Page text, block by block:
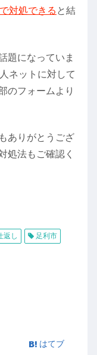
対処できる と結
題になっていま
ネットに対して
のフォームより
ありがとうござ
処法もご確認く
返し 足利市
はてブ